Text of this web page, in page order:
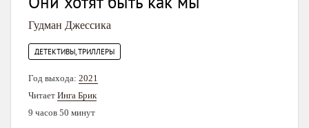
Гудман Джессика
ДЕТЕКТИВЫ, ТРИЛЛЕРЫ
Год выхода: 2021
Читает Инга Брик
9 часов 50 минут